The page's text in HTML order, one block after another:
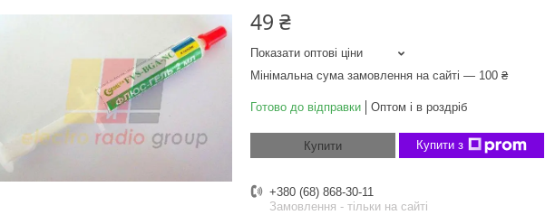
49 ₴
Показати оптові ціни
Мінімальна сума замовлення на сайті — 100 ₴
Готово до відправки Оптом і в роздріб
Купити Купити з
+380 (68) 868-30-11
Замовлення - тільки на сайті